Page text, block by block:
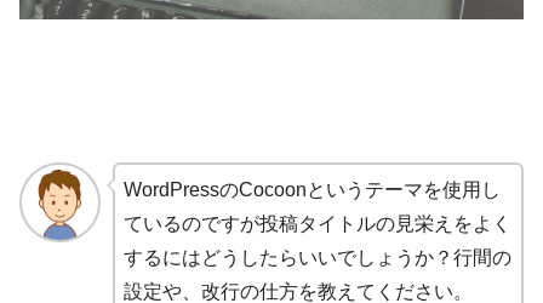
WordPressのCocoonというテーマを使用し
ているのですが投稿タイトルの見栄えをよく
するにはどうしたらいいでしょうか？行間の
設定や、改行の仕方を教えてください。